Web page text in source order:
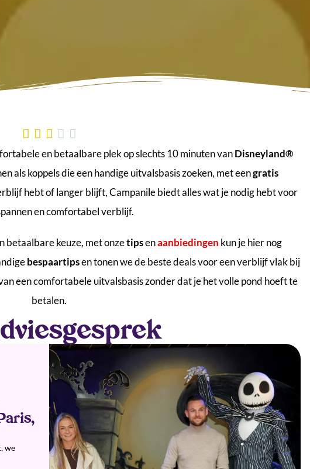
    
en betaalbare plek op slechts 10 minuten vanDisneyland®
als koppels die een handige uitvalsbasis zoeken, met eengratis
hebt of langer blijft, Campanile biedt alles wat je nodig hebt voor
en comfortabel verblijf.
betaalbare keuze, met onzetipsenaanbiedingen kun je hier nog
bespaartipsen tonen we de beste deals voor een verblijf vlak bij
een comfortabele uitvalsbasis zonder dat je het volle pond hoeft te
betalen.
we